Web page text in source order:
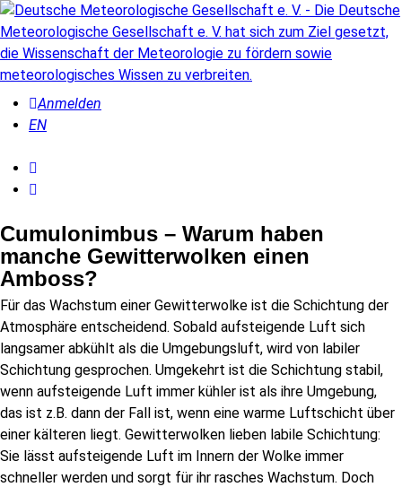
Anmelden
EN
Cumulonimbus – Warum haben
manche Gewitterwolken einen
Amboss?
Für das Wachstum einer Gewitterwolke ist die Schichtung der
Atmosphäre entscheidend. Sobald aufsteigende Luft sich
langsamer abkühlt als die Umgebungsluft, wird von labiler
Schichtung gesprochen. Umgekehrt ist die Schichtung stabil,
wenn aufsteigende Luft immer kühler ist als ihre Umgebung,
das ist z.B. dann der Fall ist, wenn eine warme Luftschicht über
einer kälteren liegt. Gewitterwolken lieben labile Schichtung:
Sie lässt aufsteigende Luft im Innern der Wolke immer
schneller werden und sorgt für ihr rasches Wachstum. Doch